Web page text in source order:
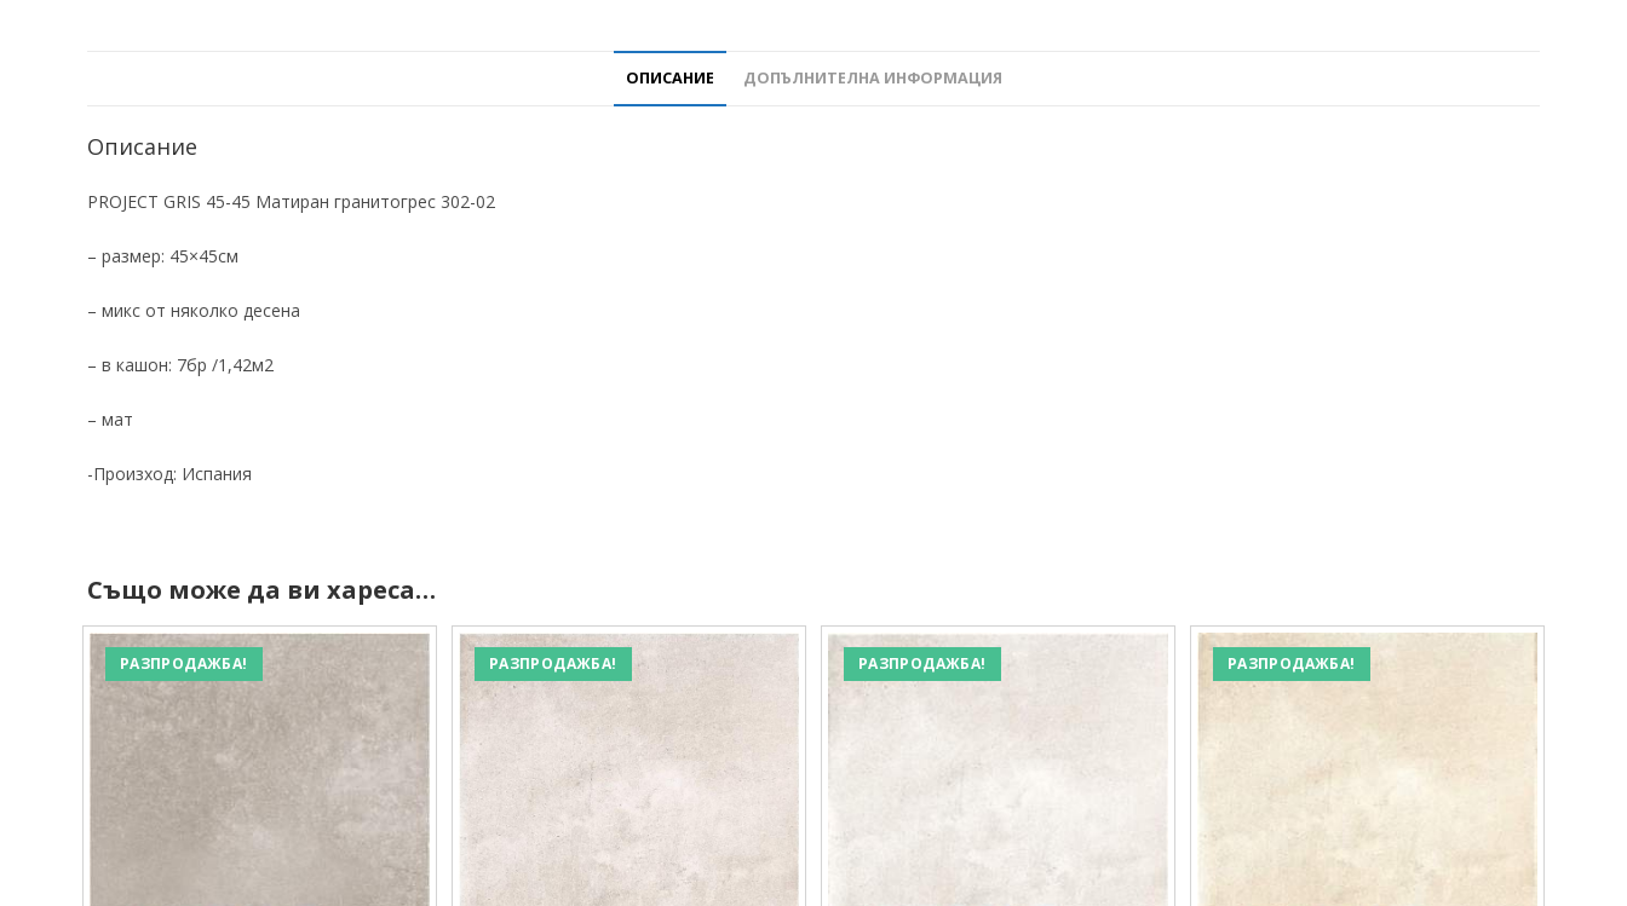
ОПИСАНИЕ ДОПЪЛНИТЕЛНА ИНФОРМАЦИЯ
Описание
PROJECT GRIS 45-45 Матиран гранитогрес 302-02
– размер: 45×45см
– микс от няколко десена
– в кашон: 7бр /1,42м2
– мат
-Произход: Испания
Също може да ви хареса…
РАЗПРОДАЖБА! РАЗПРОДАЖБА! РАЗПРОДАЖБА! РАЗПРОДАЖБА!